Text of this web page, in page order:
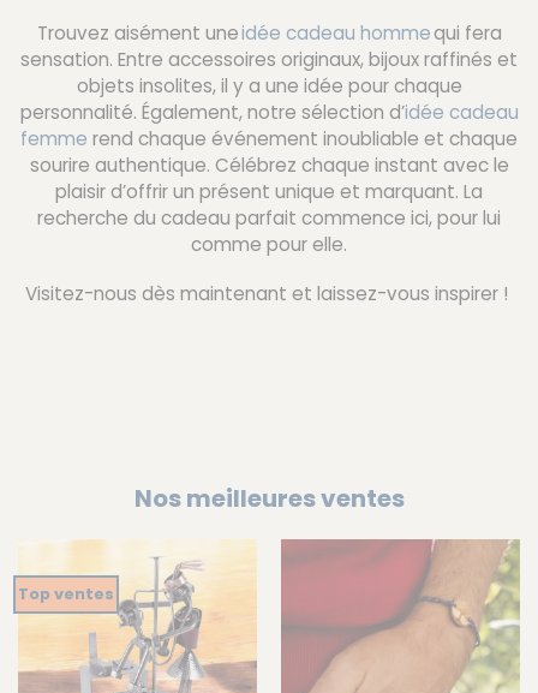
Trouvez aisément uneidée cadeau hommequi fera
sensation. Entre accessoires originaux, bijoux raffinés et
objets insolites, il y a une idée pour chaque
personnalité. Également, notre sélection d’idée cadeau
femme rend chaque événement inoubliable et chaque
sourire authentique. Célébrez chaque instant avec le
plaisir d’offrir un présent unique et marquant. La
recherche du cadeau parfait commence ici, pour lui
comme pour elle.
Visitez-nous dès maintenant et laissez-vous inspirer !
Nos meilleures ventes
Top ventes